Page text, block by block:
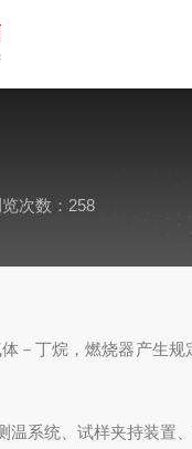
次数：258
－丁烷，燃烧器产生
温系统、试样夹持装置